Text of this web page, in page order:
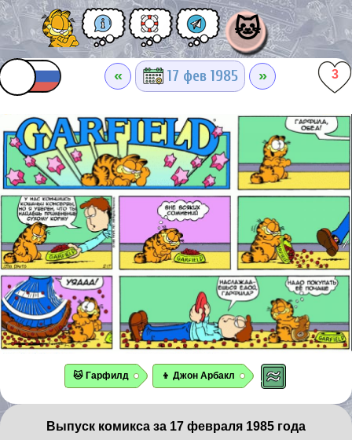
🐱
« 17 фев 1985 » 3
🐱 Гарфилд 👦 Джон Арбакл
Выпуск комикса за 17 февраля 1985 года